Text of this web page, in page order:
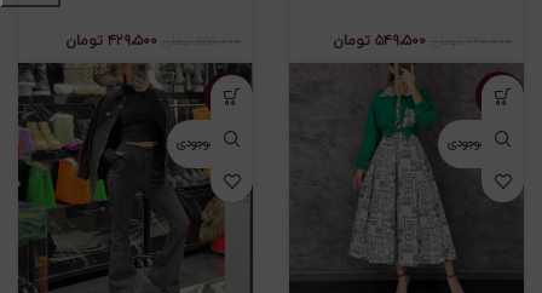
۵۴۹،۵۰۰ تومان ۴۲۹،۵۰۰ تومان
-۲۳%
اتمام موجودی
-۲۳%
اتمام موجودی